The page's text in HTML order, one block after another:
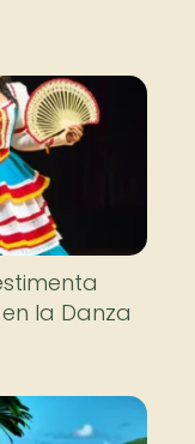
la Danza